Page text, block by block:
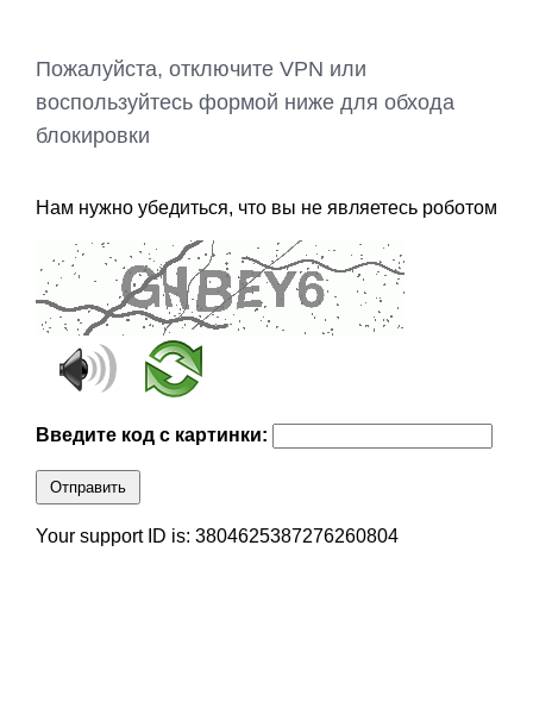
Пожалуйста, отключите VPN или
воспользуйтесь формой ниже для обхода
блокировки
Нам нужно убедиться, что вы не являетесь роботом
Введите код с картинки:
Отправить
Your support ID is: 3804625387276260804